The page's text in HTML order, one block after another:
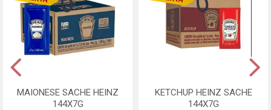
MAIONESE SACHE HEINZ
144X7G
KETCHUP HEINZ SACHE
144X7G